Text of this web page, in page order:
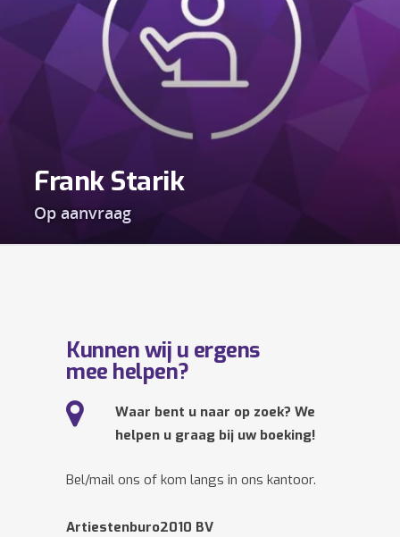
Frank Starik
Op aanvraag
Kunnen wij u ergens
mee helpen?
Waar bent u naar op zoek? We
helpen u graag bij uw boeking!
Bel/mail ons of kom langs in ons kantoor.
Artiestenburo2010 BV